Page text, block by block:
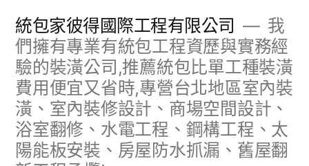
統包家彼得國際工程有限公司
我
們擁有專業有統包工程資歷與實務經
驗的裝潢公司,推薦統包比單工種裝潢
費用便宜又省時,專營台北地區室內裝
潢、室內裝修設計、商場空間設計、
浴室翻修、水電工程、鋼構工程、太
陽能板安裝、房屋防水抓漏、舊屋翻